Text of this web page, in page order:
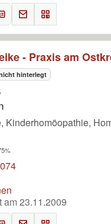
- Praxis am
hinterlegt
Kinderhomöopathie,
am 23.11.2009